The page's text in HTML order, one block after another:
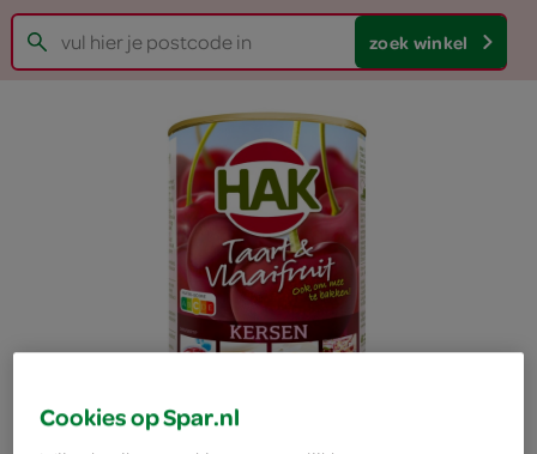
zoek winkel
Cookies op Spar.nl